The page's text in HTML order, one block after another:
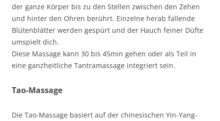
der ganze Körper bis zu den Stellen zwischen den Zehen
und hinter den Ohren berührt. Einzelne herab fallende
Blütenblätter werden gespürt und der Hauch feiner Düfte
umspielt dich.
Diese Massage kann 30 bis 45min gehen oder als Teil in
eine ganzheitliche Tantramassage integriert sein.
Tao-Massage
Die Tao-Massage basiert auf der chinesischen Yin-Yang-